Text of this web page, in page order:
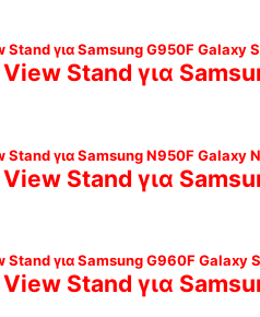
Stand για
Stand για
Stand για